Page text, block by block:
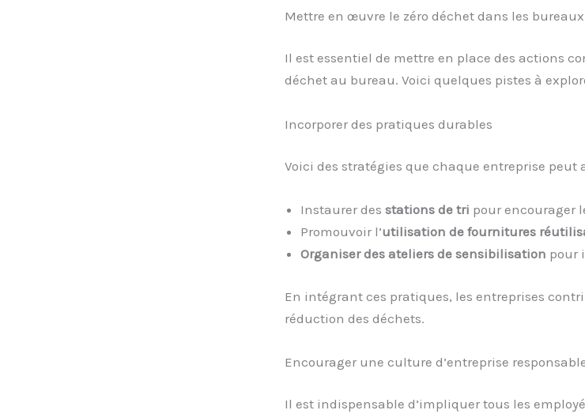
Mettre en œuvre le zéro déchet dans les bureaux
Il est essentiel de mettre en place des actions
déchet au bureau. Voici quelques pistes à
Incorporer des pratiques durables
Voici des stratégies que chaque entreprise peut
Instaurer des stations de tri pour encourager
Promouvoir l’utilisation de fournitures
Organiser des ateliers de sensibilisation pour
En intégrant ces pratiques, les entreprises
réduction des déchets.
Encourager une culture d’entreprise
Il est indispensable d’impliquer tous les